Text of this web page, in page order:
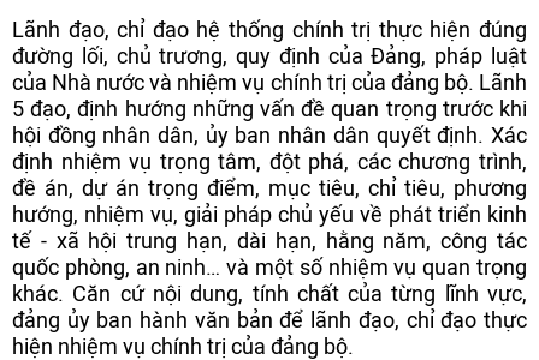
Lãnh đạo, chỉ đạo hệ thống chính trị thực hiện đúng
đường lối, chủ trương, quy định của Đảng, pháp luật
của Nhà nước và nhiệm vụ chính trị của đảng bộ. Lãnh
5 đạo, định hướng những vấn đề quan trọng trước khi
hội đồng nhân dân, ủy ban nhân dân quyết định. Xác
định nhiệm vụ trọng tâm, đột phá, các chương trình,
đề án, dự án trọng điểm, mục tiêu, chỉ tiêu, phương
hướng, nhiệm vụ, giải pháp chủ yếu về phát triển kinh
tế - xã hội trung hạn, dài hạn, hằng năm, công tác
quốc phòng, an ninh… và một số nhiệm vụ quan trọng
khác. Căn cứ nội dung, tính chất của từng lĩnh vực,
đảng ủy ban hành văn bản để lãnh đạo, chỉ đạo thực
hiện nhiệm vụ chính trị của đảng bộ.